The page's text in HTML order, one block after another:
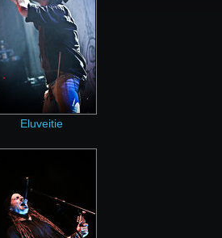
Eluveitie